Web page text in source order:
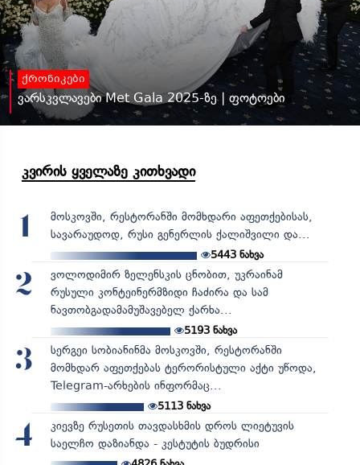
ქრონიკები
ვარსკვლავები Met Gala 2025-ზე | ფოტოები
კვირის ყველაზე კითხვადი
1
მოსკოვში, რესტორანში მომხდარი აფეთქებისას,
სავარაუდოდ, რუსი გენერლის ქალიშვილი და...
5443 ნახვა
2
ვოლოდიმირ ზელენსკის ცნობით, უკრაინამ
რუსული კონტეინერმზიდი ჩაძირა და სამ
ნავთობგადამამუშავებელ ქარხა...
5193ნახვა
3
სერგეი სობიანინმა მოსკოვში, რესტორანში
მომხდარ აფეთქებას ტერორისტული აქტი უწოდა,
Telegram-არხების ინფორმაც...
5113ნახვა
4
კიევზე რუსეთის თავდასხმის დროს ლიეტუვის
საელჩო დაზიანდა - კესტუტის ბუდრისი